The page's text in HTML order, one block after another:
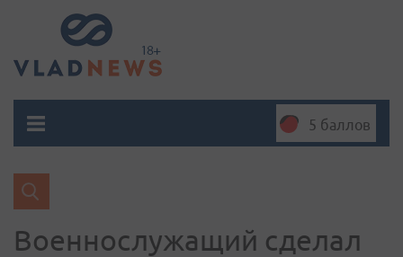
5 баллов
Военнослужащий сделал